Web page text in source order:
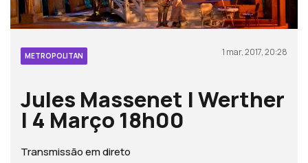
METROPOLITAN 1 mar, 2017, 20:28
Jules Massenet | Werther
| 4 Março 18h00
Transmissão em direto